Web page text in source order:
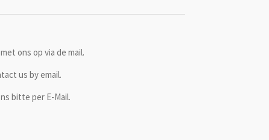
ons op via de mail.
us by email.
bitte per E-Mail.